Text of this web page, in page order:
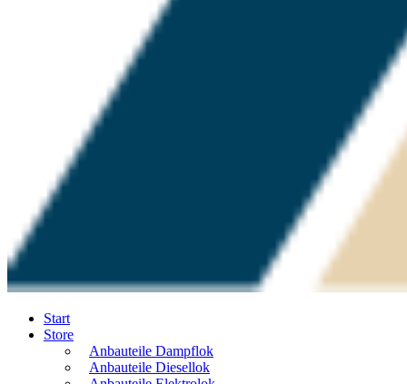
Start
Store
Anbauteile Dampflok
Anbauteile Diesellok